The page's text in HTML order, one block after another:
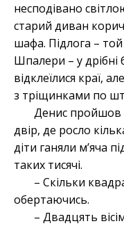
несподівано
старий диван
шафа. Підлога –
Шпалери – у дрібні
відклеїлися краї,
з тріщинками по
Денис пройшов
двір, де росло
діти ганяли м’яча
таких тисячі.
– Скільки
обертаючись.
– Двадцять